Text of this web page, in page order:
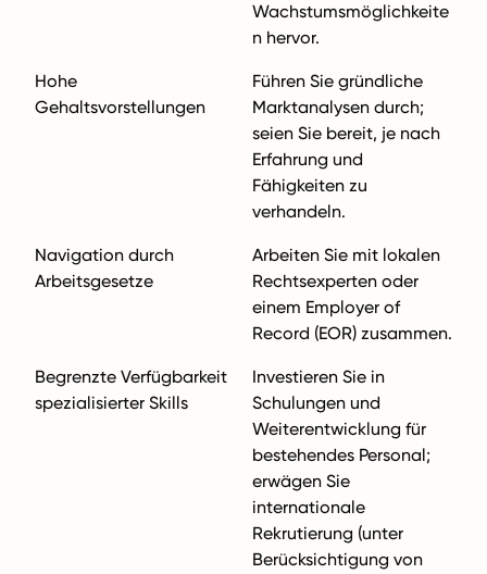
Wachstumsmöglichkeite
n hervor.
Hohe
Gehaltsvorstellungen
Führen Sie gründliche
Marktanalysen durch;
seien Sie bereit, je nach
Erfahrung und
Fähigkeiten zu
verhandeln.
Navigation durch
Arbeitsgesetze
Arbeiten Sie mit lokalen
Rechtsexperten oder
einem Employer of
Record (EOR) zusammen.
Begrenzte Verfügbarkeit
spezialisierter Skills
Investieren Sie in
Schulungen und
Weiterentwicklung für
bestehendes Personal;
erwägen Sie
internationale
Rekrutierung (unter
Berücksichtigung von